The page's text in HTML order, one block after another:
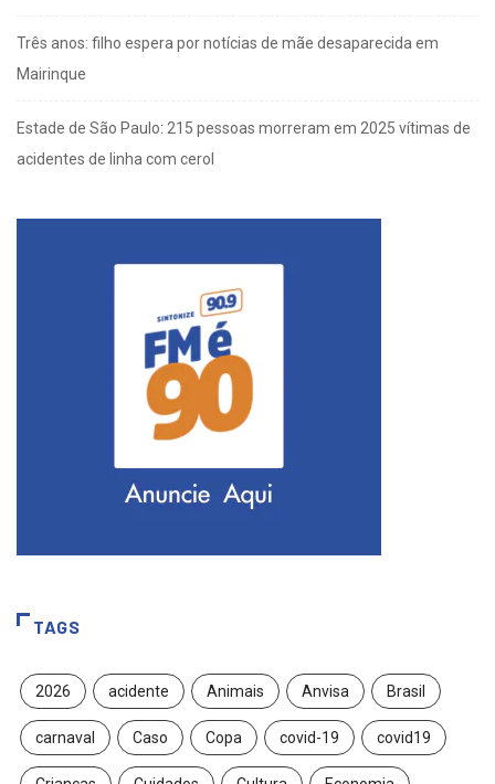
Três anos: filho espera por notícias de mãe desaparecida em
Mairinque
Estade de São Paulo: 215 pessoas morreram em 2025 vítimas de
acidentes de linha com cerol
TAGS
2026 acidente Animais Anvisa Brasil
carnaval Caso Copa covid-19 covid19